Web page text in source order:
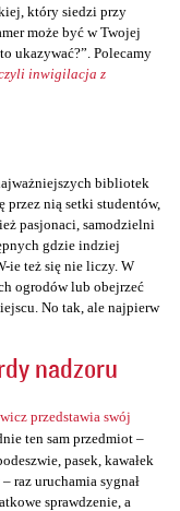
który siedzi przy
może być w Twojej
ukazywać?”. Polecamy
inwigilacja z
bibliotek
nią setki studentów,
pasjonaci, samodzielni
gdzie indziej
ie też się nie liczy. W
ogrodów lub obejrzeć
No tak, ale najpierw
nadzoru
przedstawia swój
ten sam przedmiot –
pasek, kawałek
raz uruchamia sygnał
sprawdzenie, a